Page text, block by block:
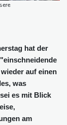
hat der
auf einen
was
es mit Blick
am